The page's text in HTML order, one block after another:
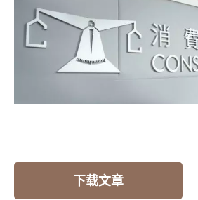
下载文章